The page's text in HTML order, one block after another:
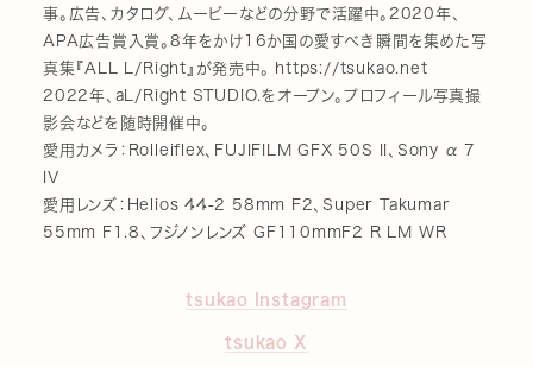
事。広告、カタログ、ムービーなどの分野で活躍中。2020年、
APA広告賞入賞。8年をかけ16か国の愛すべき瞬間を集めた写
真集『ALL L/Right』が発売中。 https://tsukao.net
2022年、aL/Right STUDIO.をオープン。プロフィール写真撮
影会などを随時開催中。
愛用カメラ：Rolleiflex、FUJIFILM GFX 50S II、Sony α 7
IV
愛用レンズ：Helios 44-2 58mm F2、Super Takumar
55mm F1.8、フジノンレンズ GF110mmF2 R LM WR
tsukao Instagram
tsukao X